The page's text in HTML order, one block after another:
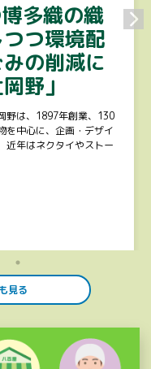
多織の織
つ環境配
の削減に
野」
野は、1897年創業、130
を中心に、企画・デザイ
近年はネクタイやストー
見る